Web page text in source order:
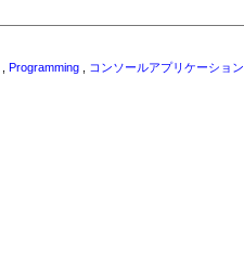
,Programming コンソールアプリケーション